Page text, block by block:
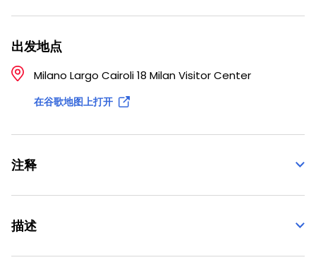
出发地点
Milano Largo Cairoli 18 Milan Visitor Center
在谷歌地图上打开
注释
描述